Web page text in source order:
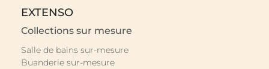
EXTENSO
Collections sur mesure
Salle de bains sur-mesure
Buanderie sur-mesure